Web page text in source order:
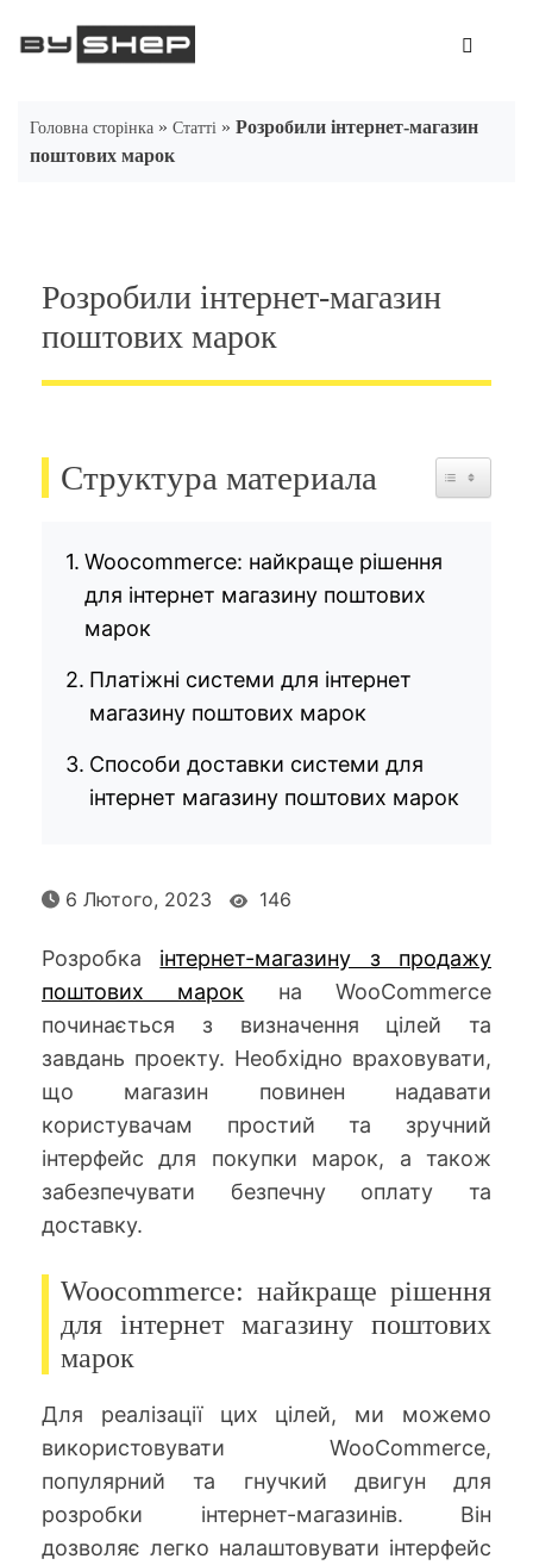
Головна сторінка » Статті » Розробили інтернет-магазин
поштових марок
Розробили інтернет-магазин
поштових марок
Структура материала
Woocommerce: найкраще рішення
для інтернет магазину поштових
марок
Платіжні системи для інтернет
магазину поштових марок
Способи доставки системи для
інтернет магазину поштових марок
6 Лютого, 2023 146
Розробка інтернет-магазину з продажу
поштових марок на WooCommerce
починається з визначення цілей та
завдань проекту. Необхідно враховувати,
що магазин повинен надавати
користувачам простий та зручний
інтерфейс для покупки марок, а також
забезпечувати безпечну оплату та
доставку.
Woocommerce: найкраще рішення
для інтернет магазину поштових
марок
Для реалізації цих цілей, ми можемо
використовувати WooCommerce,
популярний та гнучкий двигун для
розробки інтернет-магазинів. Він
дозволяє легко налаштовувати інтерфейс